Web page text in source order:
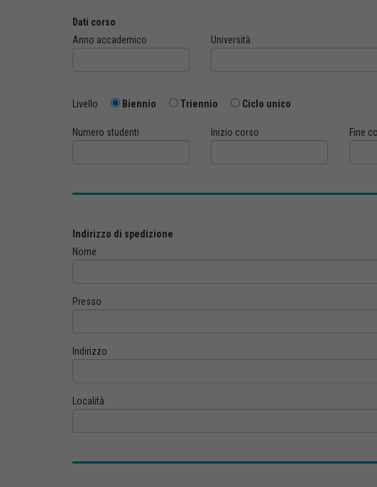
Dati corso
Anno accademico
Università
Livello Biennio Triennio Ciclo unico
Numero studenti Inizio corso Fine
Indirizzo di spedizione
Nome
Presso
Indirizzo
Località